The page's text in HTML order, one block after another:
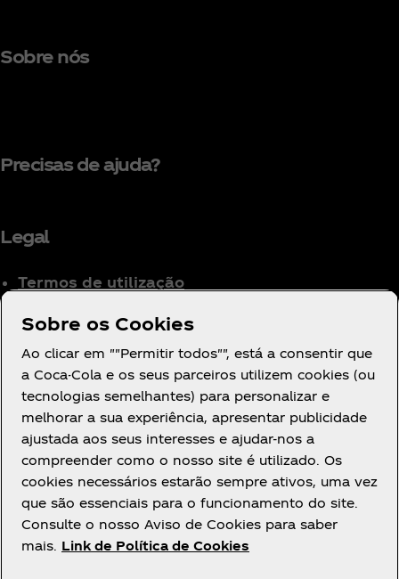
Sobre nós
Precisas de ajuda?
Legal
Termos de utilização
para Consumidores
Definições de cookies
Aviso de Cookies
Declaração de
Acessibilidade
Sobre os Cookies
Ao clicar em ""Permitir todos"", está a consentir que
a Coca-Cola e os seus parceiros utilizem cookies (ou
tecnologias semelhantes) para personalizar e
melhorar a sua experiência, apresentar publicidade
ajustada aos seus interesses e ajudar-nos a
compreender como o nosso site é utilizado. Os
cookies necessários estarão sempre ativos, uma vez
que são essenciais para o funcionamento do site.
Consulte o nosso Aviso de Cookies para saber
mais. Link de Política de Cookies